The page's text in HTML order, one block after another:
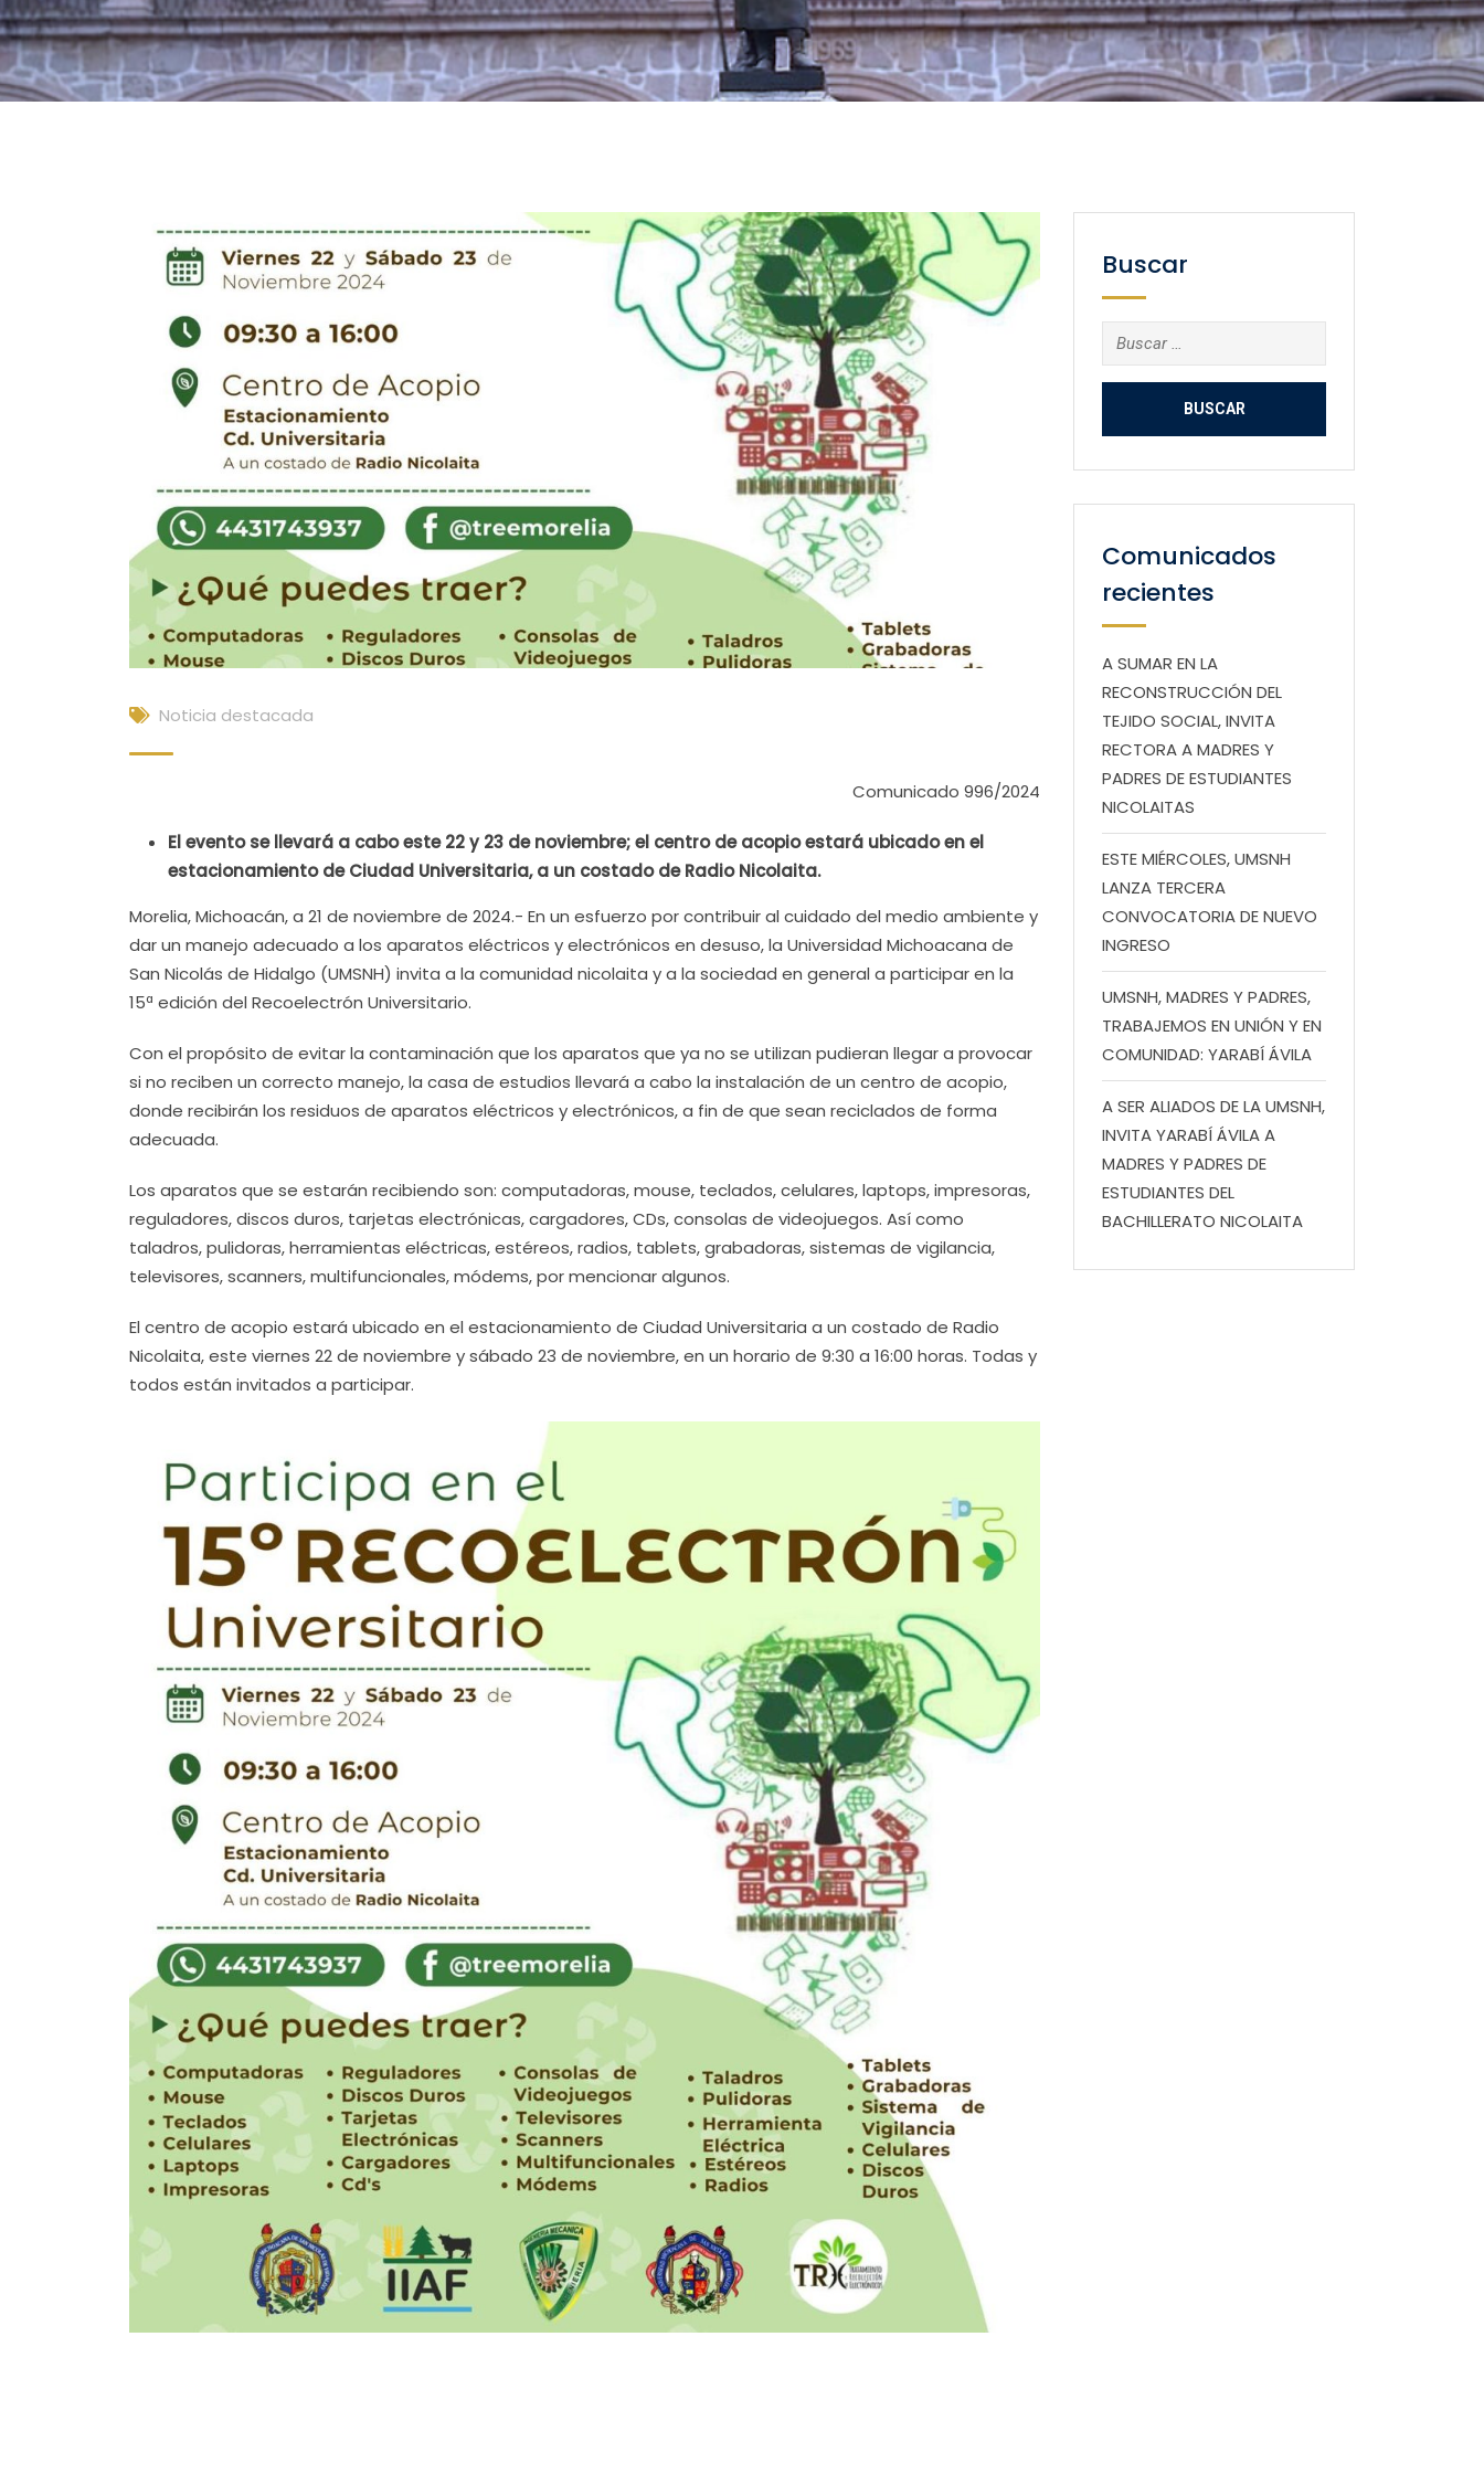
Noticia destacada
Comunicado 996/2024
El evento se llevará a cabo este 22 y 23 de noviembre; el centro de acopio estará ubicado en el
estacionamiento de Ciudad Universitaria, a un costado de Radio Nicolaita.
Morelia, Michoacán, a 21 de noviembre de 2024.- En un esfuerzo por contribuir al cuidado del medio ambiente y
dar un manejo adecuado a los aparatos eléctricos y electrónicos en desuso, la Universidad Michoacana de
San Nicolás de Hidalgo (UMSNH) invita a la comunidad nicolaita y a la sociedad en general a participar en la
15ª edición del Recoelectrón Universitario.
Con el propósito de evitar la contaminación que los aparatos que ya no se utilizan pudieran llegar a provocar
si no reciben un correcto manejo, la casa de estudios llevará a cabo la instalación de un centro de acopio,
donde recibirán los residuos de aparatos eléctricos y electrónicos, a fin de que sean reciclados de forma
adecuada.
Los aparatos que se estarán recibiendo son: computadoras, mouse, teclados, celulares, laptops, impresoras,
reguladores, discos duros, tarjetas electrónicas, cargadores, CDs, consolas de videojuegos. Así como
taladros, pulidoras, herramientas eléctricas, estéreos, radios, tablets, grabadoras, sistemas de vigilancia,
televisores, scanners, multifuncionales, módems, por mencionar algunos.
El centro de acopio estará ubicado en el estacionamiento de Ciudad Universitaria a un costado de Radio
Nicolaita, este viernes 22 de noviembre y sábado 23 de noviembre, en un horario de 9:30 a 16:00 horas. Todas y
todos están invitados a participar.
Buscar
Buscar:
Comunicados
recientes
A SUMAR EN LA
RECONSTRUCCIÓN DEL
TEJIDO SOCIAL, INVITA
RECTORA A MADRES Y
PADRES DE ESTUDIANTES
NICOLAITAS
ESTE MIÉRCOLES, UMSNH
LANZA TERCERA
CONVOCATORIA DE NUEVO
INGRESO
UMSNH, MADRES Y PADRES,
TRABAJEMOS EN UNIÓN Y EN
COMUNIDAD: YARABÍ ÁVILA
A SER ALIADOS DE LA UMSNH,
INVITA YARABÍ ÁVILA A
MADRES Y PADRES DE
ESTUDIANTES DEL
BACHILLERATO NICOLAITA